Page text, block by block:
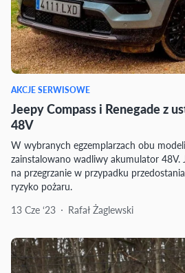
AKCJE SERWISOWE
Jeepy Compass i Renegade z
48V
W wybranych egzemplarzach obu
zainstalowano wadliwy akumulator
na przegrzanie w przypadku
ryzyko pożaru.
13 Cze ‘23
Rafał Żaglewski